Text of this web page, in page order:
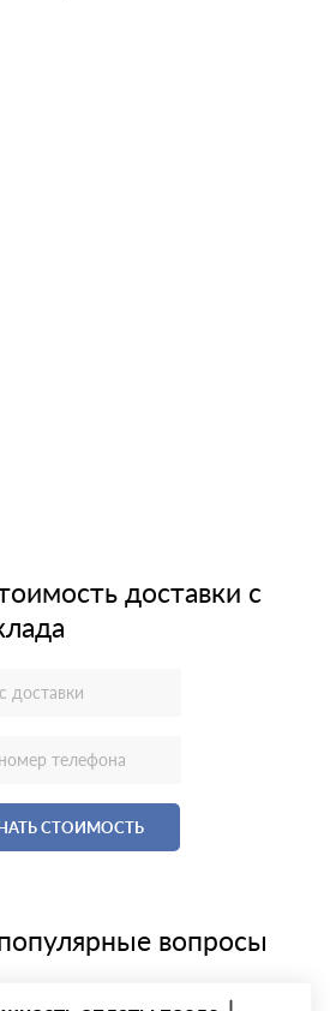
доставки с
СТОИМОСТЬ
вопросы